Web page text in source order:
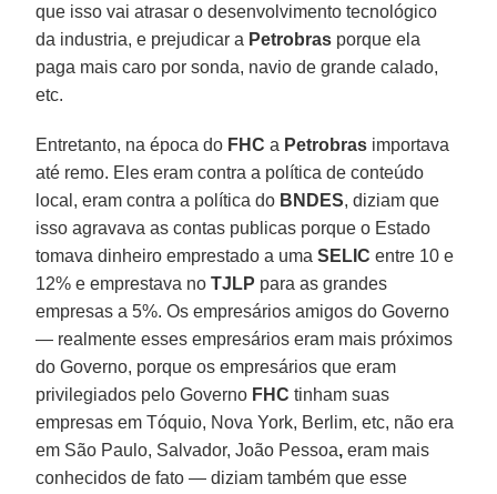
que isso vai atrasar o desenvolvimento tecnológico
da industria, e prejudicar a Petrobras porque ela
paga mais caro por sonda, navio de grande calado,
etc.
Entretanto, na época do FHC a Petrobras importava
até remo. Eles eram contra a política de conteúdo
local, eram contra a política do BNDES, diziam que
isso agravava as contas publicas porque o Estado
tomava dinheiro emprestado a umaSELIC entre 10 e
12% e emprestava noTJLP para as grandes
empresas a 5%. Os empresários amigos do Governo
— realmente esses empresários eram mais próximos
do Governo, porque os empresários que eram
privilegiados pelo Governo FHC tinham suas
empresas em Tóquio, Nova York, Berlim, etc, não era
em São Paulo, Salvador, João Pessoa, eram mais
conhecidos de fato — diziam também que esse